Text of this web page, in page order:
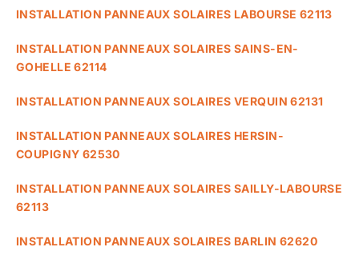
INSTALLATION PANNEAUX SOLAIRES LABOURSE 62113
INSTALLATION PANNEAUX SOLAIRES SAINS-EN-
GOHELLE 62114
INSTALLATION PANNEAUX SOLAIRES VERQUIN 62131
INSTALLATION PANNEAUX SOLAIRES HERSIN-
COUPIGNY 62530
INSTALLATION PANNEAUX SOLAIRES SAILLY-LABOURSE
62113
INSTALLATION PANNEAUX SOLAIRES BARLIN 62620